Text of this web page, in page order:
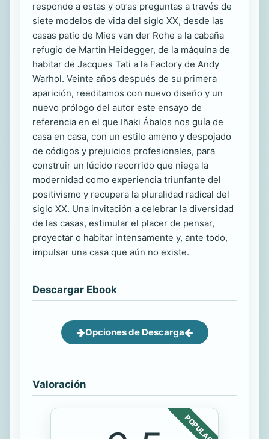
responde a estas y otras preguntas a través de
siete modelos de vida del siglo XX, desde las
casas patio de Mies van der Rohe a la cabaña
refugio de Martin Heidegger, de la máquina de
habitar de Jacques Tati a la Factory de Andy
Warhol. Veinte años después de su primera
aparición, reeditamos con nuevo diseño y un
nuevo prólogo del autor este ensayo de
referencia en el que Iñaki Ábalos nos guía de
casa en casa, con un estilo ameno y despojado
de códigos y prejuicios profesionales, para
construir un lúcido recorrido que niega la
modernidad como experiencia triunfante del
positivismo y recupera la pluralidad radical del
siglo XX. Una invitación a celebrar la diversidad
de las casas, estimular el placer de pensar,
proyectar o habitar intensamente y, ante todo,
impulsar una casa que aún no existe.
Descargar Ebook
Opciones de Descarga
Valoración
POPULAR